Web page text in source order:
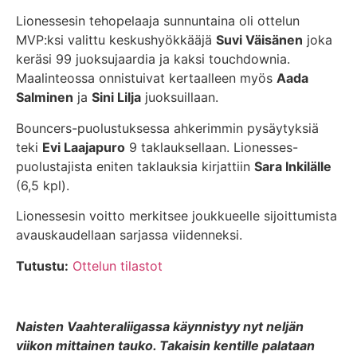
Lionessesin tehopelaaja sunnuntaina oli ottelun
MVP:ksi valittu keskushyökkääjä Suvi Väisänen joka
keräsi 99 juoksujaardia ja kaksi touchdownia.
Maalinteossa onnistuivat kertaalleen myös Aada
Salminen ja Sini Lilja juoksuillaan.
Bouncers-puolustuksessa ahkerimmin pysäytyksiä
teki Evi Laajapuro 9 taklauksellaan. Lionesses-
puolustajista eniten taklauksia kirjattiin Sara Inkilälle
(6,5 kpl).
Lionessesin voitto merkitsee joukkueelle sijoittumista
avauskaudellaan sarjassa viidenneksi.
Tutustu: Ottelun tilastot
Naisten Vaahteraliigassa käynnistyy nyt neljän
viikon mittainen tauko. Takaisin kentille palataan